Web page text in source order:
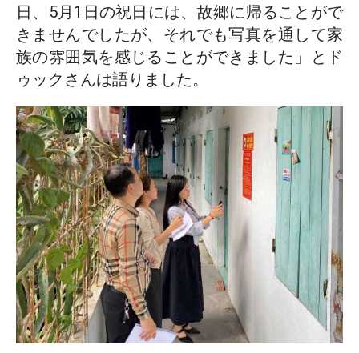
日、5月1日の祝日には、故郷に帰ることがで
きませんでしたが、それでも写真を通して家
族の雰囲気を感じることができました」とド
ゥックさんは語りました。